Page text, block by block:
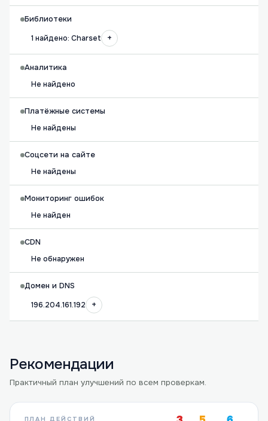
Библиотеки
1 найдено: Charset
+
Аналитика
Не найдено
Платёжные системы
Не найдены
Соцсети на сайте
Не найдены
Мониторинг ошибок
Не найден
CDN
Не обнаружен
Домен и DNS
196.204.161.192
+
Рекомендации
Практичный план улучшений по всем проверкам.
ПЛАН ДЕЙСТВИЙ